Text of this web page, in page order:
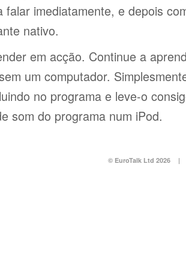
falar imediatamente, e depois
nativo.
em acção. Continue a
um computador.
no programa e leve-o
som do programa num iPod.
© EuroTalk Ltd 2026 |